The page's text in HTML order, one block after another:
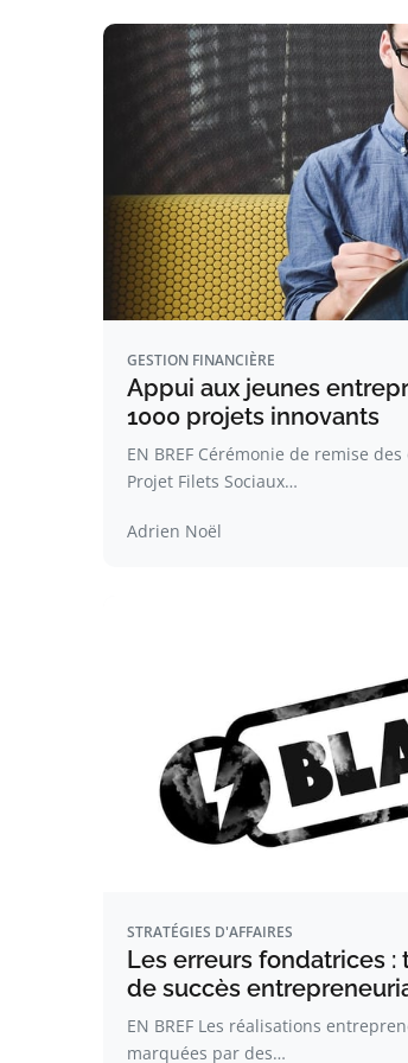
GESTION FINANCIÈRE
Appui aux jeunes
1000 projets innovants
EN BREF Cérémonie de remise
Projet Filets Sociaux…
Adrien Noël
STRATÉGIES D'AFFAIRES
Les erreurs fondatrices :
de succès
EN BREF Les réalisations
marquées par des…